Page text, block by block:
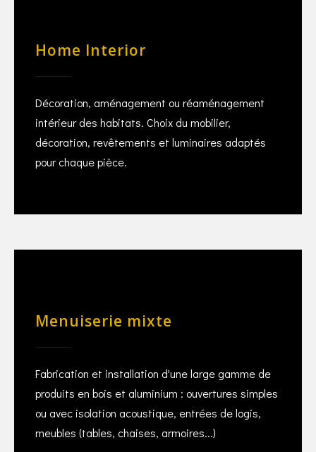
Home Interior
Décoration, aménagement ou réaménagement
intérieur des habitats. Choix du mobilier,
décoration, revêtements et luminaires adaptés
pour chaque pièce.
Menuiserie mixte
Fabrication et installation d'une large gamme de
produits en bois et aluminium : ouvertures simples
ou avec isolation acoustique, entrées de logis,
meubles (tables, chaises, armoires...)